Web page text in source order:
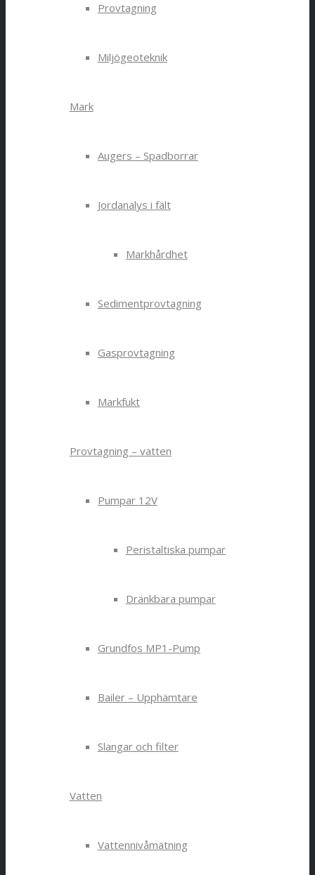
Provtagning
Miljögeoteknik
Mark
Augers – Spadborrar
Jordanalys i fält
Markhårdhet
Sedimentprovtagning
Gasprovtagning
Markfukt
Provtagning – vatten
Pumpar 12V
Peristaltiska pumpar
Dränkbara pumpar
Grundfos MP1-Pump
Bailer – Upphämtare
Slangar och filter
Vatten
Vattennivåmätning